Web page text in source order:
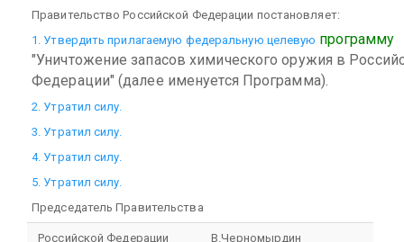
Правительство Российской Федерации постановляет:
1. Утвердить прилагаемую федеральную целевую программу
"Уничтожение запасов химического оружия в
Федерации" (далее именуется Программа).
2. Утратил силу.
3. Утратил силу.
4. Утратил силу.
5. Утратил силу.
Председатель Правительства
Российской Федерации В.Черномырдин